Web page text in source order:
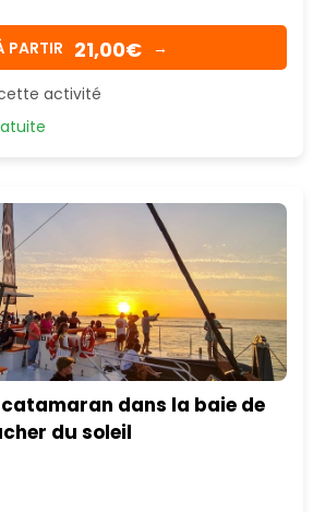
PARTIR 21,00€ →
activité
catamaran dans la baie de
du soleil